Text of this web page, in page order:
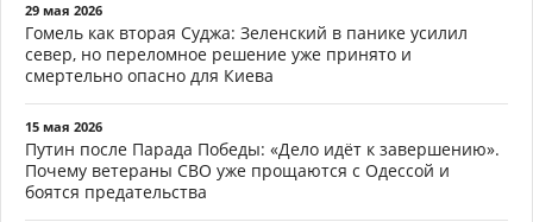
29 мая 2026
Гомель как вторая Суджа: Зеленский в панике усилил
север, но переломное решение уже принято и
смертельно опасно для Киева
15 мая 2026
Путин после Парада Победы: «Дело идёт к завершению».
Почему ветераны СВО уже прощаются с Одессой и
боятся предательства